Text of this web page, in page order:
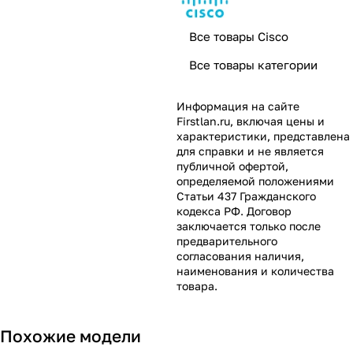
Все товары Cisco
Все товары категории
Информация на сайте
Firstlan.ru, включая цены и
характеристики, представлена
для справки и не является
публичной офертой,
определяемой положениями
Статьи 437 Гражданского
кодекса РФ. Договор
заключается только после
предварительного
согласования наличия,
наименования и количества
товара.
Похожие модели